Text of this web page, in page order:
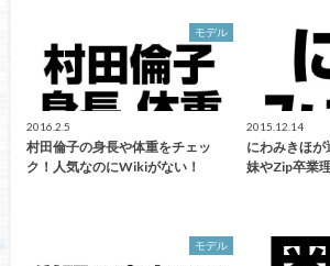
モデル
2016.2.5
村田倫子の身長や体重をチェッ
ク！人気なのにWikiがない！
2015.12.14
にわみきほ
妹やZip卒業
モデル